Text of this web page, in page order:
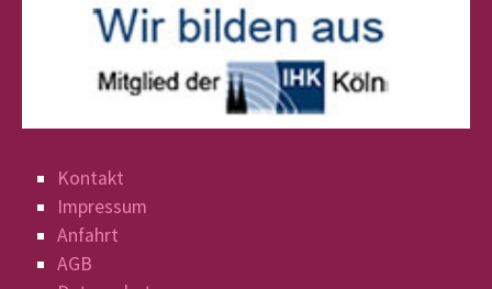
Kontakt
Impressum
Anfahrt
AGB